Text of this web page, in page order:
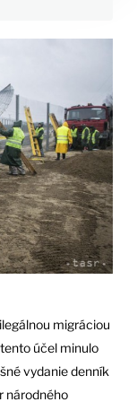
migráciou
účel minulo
vydanie denník
národného